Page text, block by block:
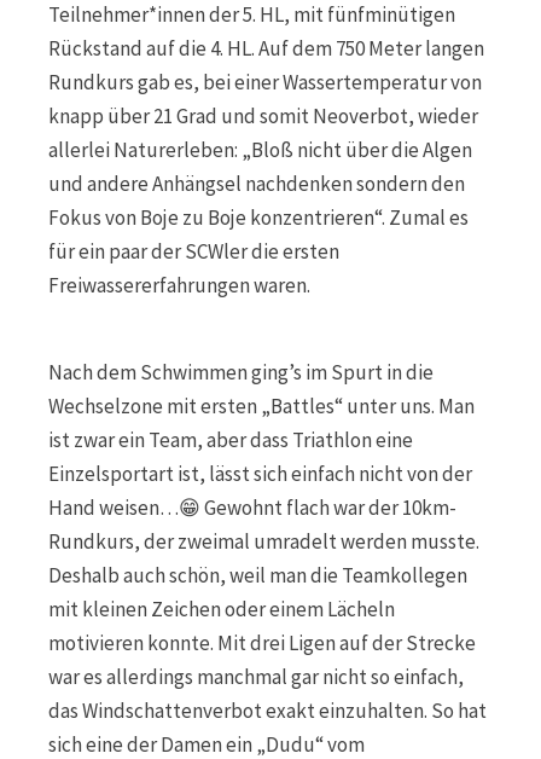
Teilnehmer*innen der 5. HL, mit fünfminütigen
Rückstand auf die 4. HL. Auf dem 750 Meter langen
Rundkurs gab es, bei einer Wassertemperatur von
knapp über 21 Grad und somit Neoverbot, wieder
allerlei Naturerleben: „Bloß nicht über die Algen
und andere Anhängsel nachdenken sondern den
Fokus von Boje zu Boje konzentrieren“. Zumal es
für ein paar der SCWler die ersten
Freiwassererfahrungen waren.
Nach dem Schwimmen ging’s im Spurt in die
Wechselzone mit ersten „Battles“ unter uns. Man
ist zwar ein Team, aber dass Triathlon eine
Einzelsportart ist, lässt sich einfach nicht von der
Hand weisen…😁 Gewohnt flach war der 10km-
Rundkurs, der zweimal umradelt werden musste.
Deshalb auch schön, weil man die Teamkollegen
mit kleinen Zeichen oder einem Lächeln
motivieren konnte. Mit drei Ligen auf der Strecke
war es allerdings manchmal gar nicht so einfach,
das Windschattenverbot exakt einzuhalten. So hat
sich eine der Damen ein „Dudu“ vom